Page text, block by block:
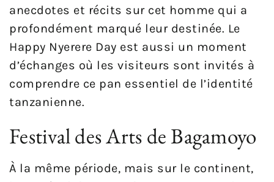
anecdotes et récits sur cet homme qui a
profondément marqué leur destinée. Le
Happy Nyerere Day est aussi un moment
d’échanges où les visiteurs sont invités à
comprendre ce pan essentiel de l’identité
tanzanienne.
Festival des Arts de Bagamoyo
À la même période, mais sur le continent,